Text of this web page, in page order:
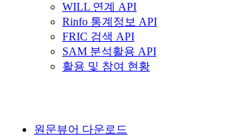
WILL 연계 API
Rinfo 통계정보 API
FRIC 검색 API
SAM 분석활용 API
활용 및 참여 현황
원문뷰어 다운로드